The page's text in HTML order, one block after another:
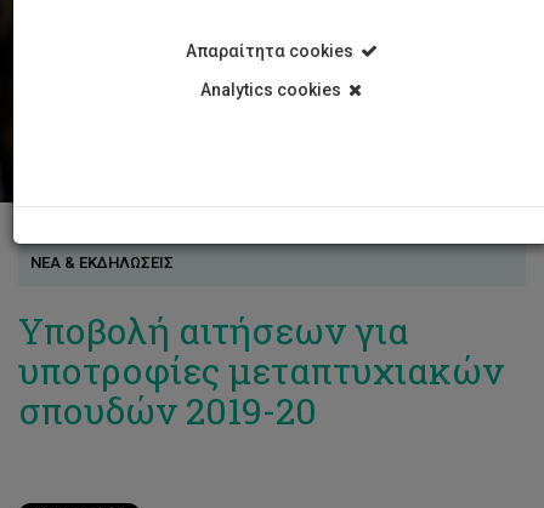
ΝΕΑ & ΕΚΔΗΛΩΣΕΙΣ
Υποβολή αιτήσεων για
υποτροφίες μεταπτυχιακών
σπουδών 2019-20
Απαραίτητα cookies
Analytics cookies